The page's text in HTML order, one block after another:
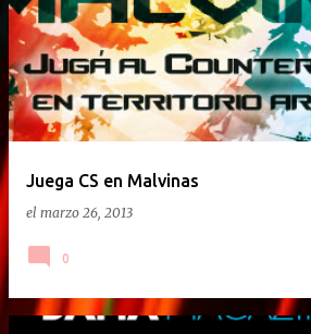
Juega CS en Malvinas
el marzo 26, 2013
0